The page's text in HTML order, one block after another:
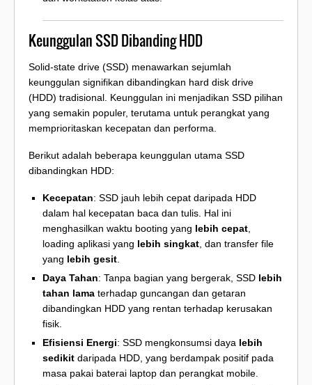
Keunggulan SSD Dibanding HDD
Solid-state drive (SSD) menawarkan sejumlah
keunggulan signifikan dibandingkan hard disk drive
(HDD) tradisional. Keunggulan ini menjadikan SSD pilihan
yang semakin populer, terutama untuk perangkat yang
memprioritaskan kecepatan dan performa.
Berikut adalah beberapa keunggulan utama SSD
dibandingkan HDD:
Kecepatan: SSD jauh lebih cepat daripada HDD
dalam hal kecepatan baca dan tulis. Hal ini
menghasilkan waktu booting yang lebih cepat
loading aplikasi yang lebih singkat , dan transfer file
yang lebih gesit
Daya Tahan: Tanpa bagian yang bergerak, SSD lebih
tahan lama terhadap guncangan dan getaran
dibandingkan HDD yang rentan terhadap kerusakan
fisik.
Efisiensi Energi: SSD mengkonsumsi daya lebih
sedikit daripada HDD, yang berdampak positif pada
masa pakai baterai laptop dan perangkat mobile.